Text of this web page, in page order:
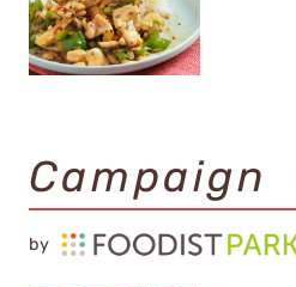
Campaign
by